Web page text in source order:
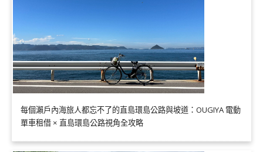
每個瀨戶內海旅人都忘不了的直島環島公路與坡道：OUGIYA 電動
單車租借 × 直島環島公路視角全攻略